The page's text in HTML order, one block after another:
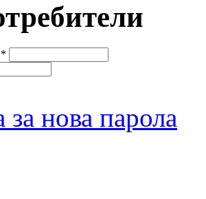
*
за нова парола